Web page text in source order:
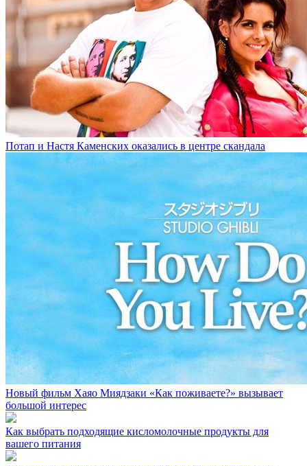
Потап и Настя Каменских оказались в центре скандала
Новый фильм Хаяо Миядзаки «Как поживаете?» вызывает
большой интерес
Как выбрать подходящие кисломолочные продукты для
вашего питания